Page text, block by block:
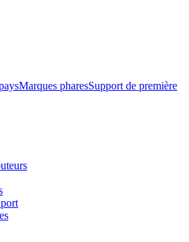
Marques pharesSupport de première